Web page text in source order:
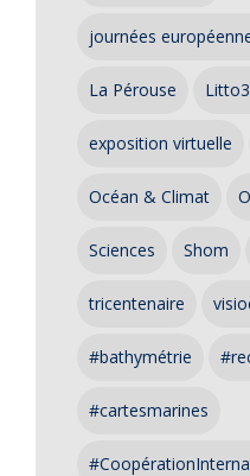
journées
La Pérouse
exposition virtuelle
Océan & Climat
Sciences Shom
tricentenaire
#bathymétrie
#cartesmarines